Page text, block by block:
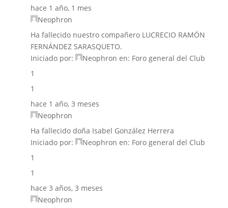
hace 1 año, 1 mes
Neophron
Ha fallecido nuestro compañero LUCRECIO RAMÓN
FERNÁNDEZ SARASQUETO.
Iniciado por:
Neophron en: Foro general del Club
1
1
hace 1 año, 3 meses
Neophron
Ha fallecido doña Isabel González Herrera
Iniciado por:
Neophron en: Foro general del Club
1
1
hace 3 años, 3 meses
Neophron